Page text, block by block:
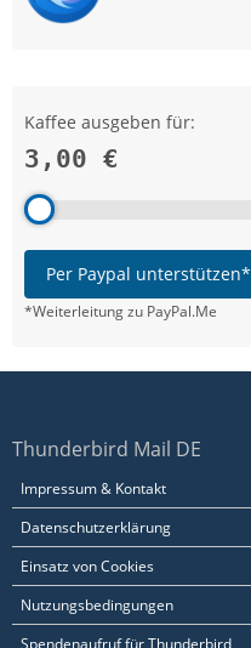
Kaffee ausgeben für:
3,00 €
Per Paypal unterstützen*
*Weiterleitung zu PayPal.Me
Thunderbird Mail DE
Impressum & Kontakt
Datenschutzerklärung
Einsatz von Cookies
Nutzungsbedingungen